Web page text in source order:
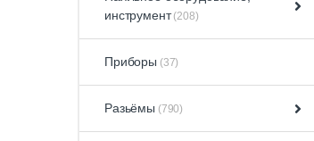
инструмент(208)
Приборы (37)
Разьёмы (790)